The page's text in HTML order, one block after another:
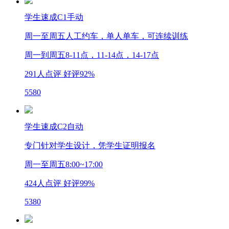
学生速成C1手动
周一至周五人工约车，单人单车，可连续训练
周一到周五8-11点，11-14点，14-17点
291 人点评 好评92%
5580
学生速成C2自动
专门针对学生设计，凭学生证明报名
周一至周五8:00~17:00
424人点评 好评99%
5380